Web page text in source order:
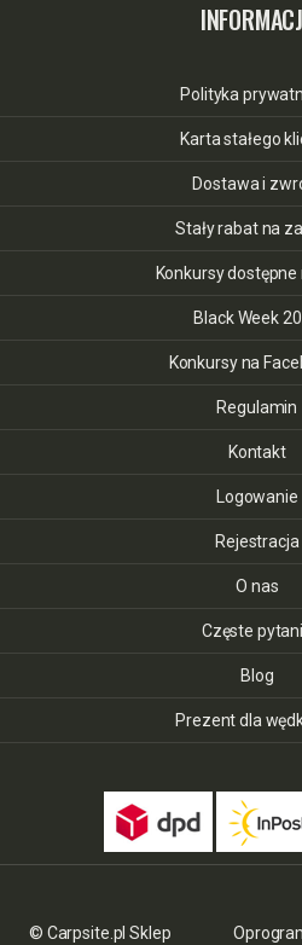
Polityka
Karta stałego
Dostawa i
Stały rabat na
Konkursy dostępne
Black Week
Konkursy na
Regulamin
Kontakt
Logowanie
Rejestracja
O nas
Częste
Blog
Prezent dla
© Carpsite.pl Sklep